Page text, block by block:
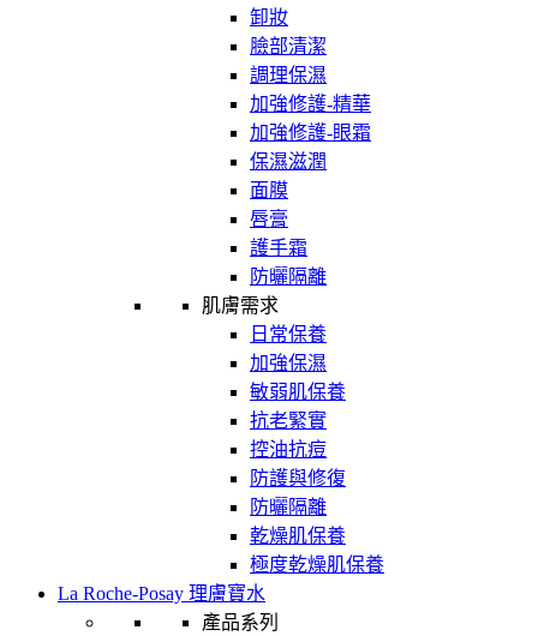
卸妝
臉部清潔
調理保濕
加強修護-精華
加強修護-眼霜
保濕滋潤
面膜
唇膏
護手霜
防曬隔離
肌膚需求
日常保養
加強保濕
敏弱肌保養
抗老緊實
控油抗痘
防護與修復
防曬隔離
乾燥肌保養
極度乾燥肌保養
La Roche-Posay 理膚寶水
產品系列